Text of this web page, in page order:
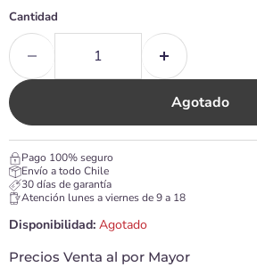
Cantidad
Agotado
Pago 100% seguro
Envío a todo Chile
30 días de garantía
Atención lunes a viernes de 9 a 18
Disponibilidad: Agotado
Precios Venta al por Mayor